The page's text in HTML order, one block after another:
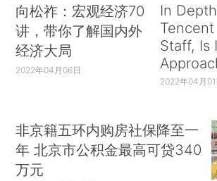
向松祚：宏观经济70
讲，带你了解国内外
经济大局
2022年04月06日
In
Staff, Is
2022年04月01
非京籍五环内购房社保降至一
年 北京市公积金最高可贷340
万元